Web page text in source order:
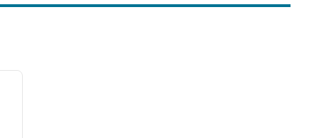
следующее изображение